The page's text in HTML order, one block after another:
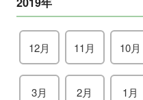
12月 11月 10月
3月 2月 1月